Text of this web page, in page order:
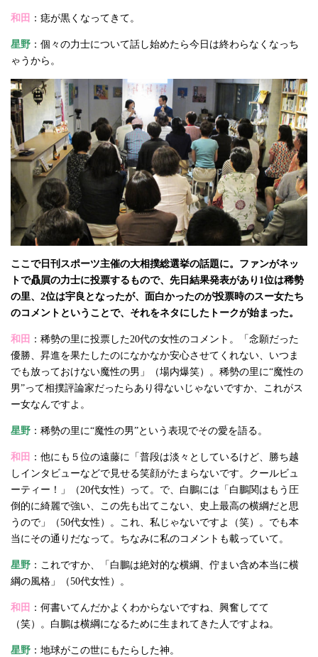
和田 ：痣が黒くなってきて。
星野 ：個々の力士について話し始めたら今日は終わらなくなっち
ゃうから。
ここで日刊スポーツ主催の大相撲総選挙の話題に。ファンがネッ
トで贔屓の力士に投票するもので、先日結果発表があり1位は稀勢
の里、2位は宇良となったが、面白かったのが投票時のスー女たち
のコメントということで、それをネタにしたトークが始まった。
和田 ：稀勢の里に投票した20代の女性のコメント。「念願だった
優勝、昇進を果たしたのになかなか安心させてくれない、いつま
でも放っておけない魔性の男」（場内爆笑）。稀勢の里に“魔性の
男”って相撲評論家だったらあり得ないじゃないですか、これがス
ー女なんですよ。
星野 ：稀勢の里に“魔性の男”という表現でその愛を語る。
和田 ：他にも５位の遠藤に「普段は淡々としているけど、勝ち越
しインタビューなどで見せる笑顔がたまらないです。クールビュ
ーティー！」（20代女性）って。で、白鵬には「白鵬関はもう圧
倒的に綺麗で強い、この先も出てこない、史上最高の横綱だと思
うので」（50代女性）。これ、私じゃないですよ（笑）。でも本
当にその通りだなって。ちなみに私のコメントも載っていて。
星野 ：これですか、「白鵬は絶対的な横綱、佇まい含め本当に横
綱の風格」（50代女性）。
和田 ：何書いてんだかよくわからないですね、興奮してて
（笑）。白鵬は横綱になるために生まれてきた人ですよね。
星野 ：地球がこの世にもたらした神。